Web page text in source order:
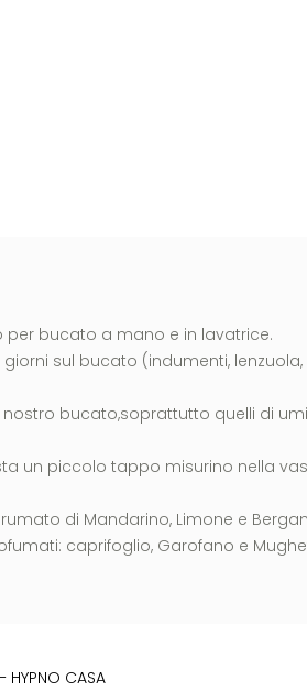
bucato a mano e in lavatrice.
sul bucato (indumenti,
bucato,soprattutto quelli di
un piccolo tappo misurino nella
di Mandarino, Limone e
caprifoglio, Garofano e
HYPNO CASA